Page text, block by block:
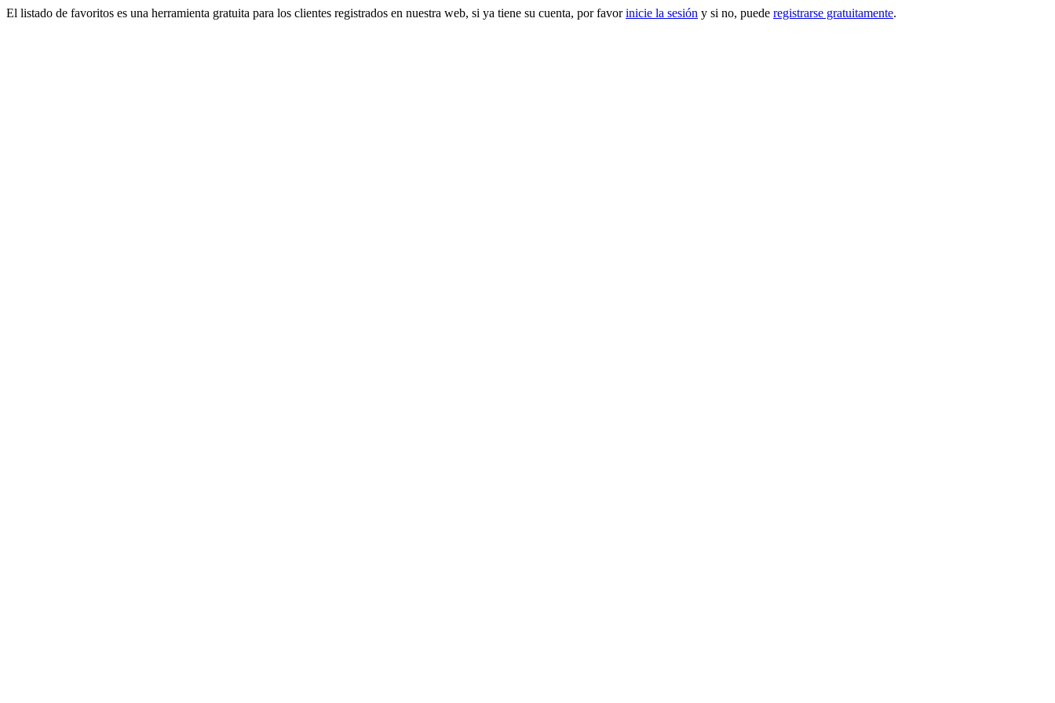
El listado de favoritos es una herramienta gratuita para los clientes registrados en nuestra web, si ya tiene su cuenta, por favorinicie la sesión y si no, puede registrarse gratuitamente.